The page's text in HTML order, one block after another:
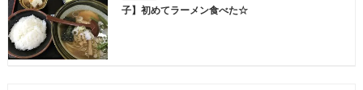
子】初めてラーメン食べた☆